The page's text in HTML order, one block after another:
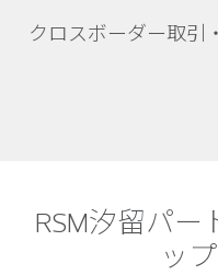
クロスボーダー取引
RSM汐留パー
ッ